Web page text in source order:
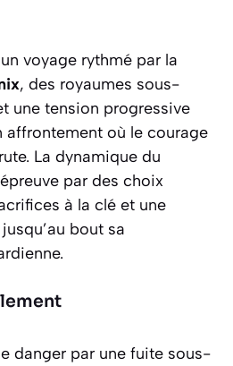
voyage rythmé par la
, des royaumes sous-
une tension progressive
affrontement où le courage
La dynamique du
par des choix
à la clé et une
bout sa
danger par une fuite sous-